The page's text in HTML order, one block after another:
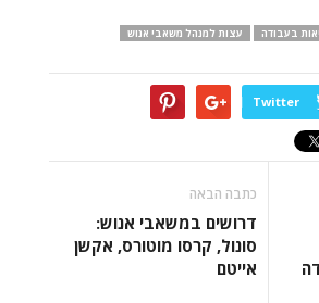
בעבודה
עצות למנהל משאבי אנוש
Twitter
כתבה הבאה
דרושים במשאבי אנוש:
סונול, קרסו מוטורס, אקשן
אייטם